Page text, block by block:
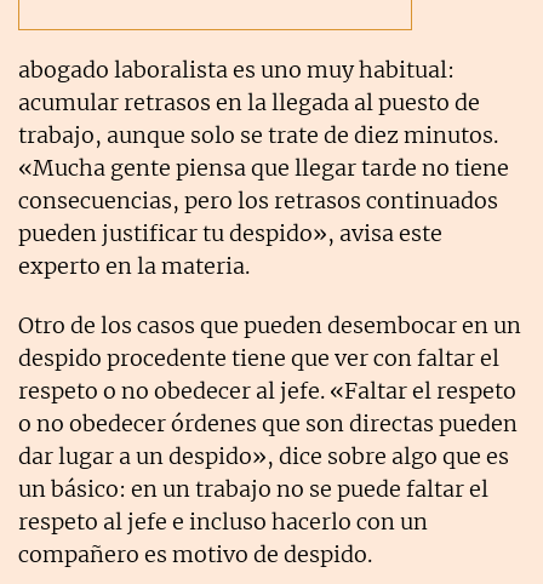
abogado laboralista es uno muy habitual:
acumular retrasos en la llegada al puesto de
trabajo, aunque solo se trate de diez minutos.
«Mucha gente piensa que llegar tarde no tiene
consecuencias, pero los retrasos continuados
pueden justificar tu despido», avisa este
experto en la materia.
Otro de los casos que pueden desembocar en un
despido procedente tiene que ver con faltar el
respeto o no obedecer al jefe. «Faltar el respeto
o no obedecer órdenes que son directas pueden
dar lugar a un despido», dice sobre algo que es
un básico: en un trabajo no se puede faltar el
respeto al jefe e incluso hacerlo con un
compañero es motivo de despido.